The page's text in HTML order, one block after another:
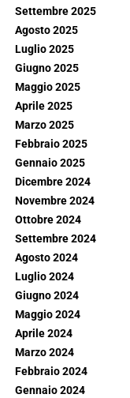
Settembre 2025
Agosto 2025
Luglio 2025
Giugno 2025
Maggio 2025
Aprile 2025
Marzo 2025
Febbraio 2025
Gennaio 2025
Dicembre 2024
Novembre 2024
Ottobre 2024
Settembre 2024
Agosto 2024
Luglio 2024
Giugno 2024
Maggio 2024
Aprile 2024
Marzo 2024
Febbraio 2024
Gennaio 2024